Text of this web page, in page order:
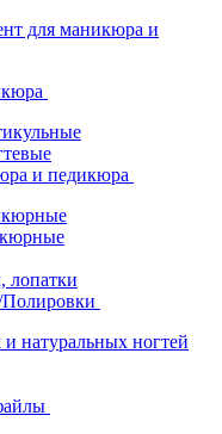
для маникюра и
и педикюра
натуральных ногтей